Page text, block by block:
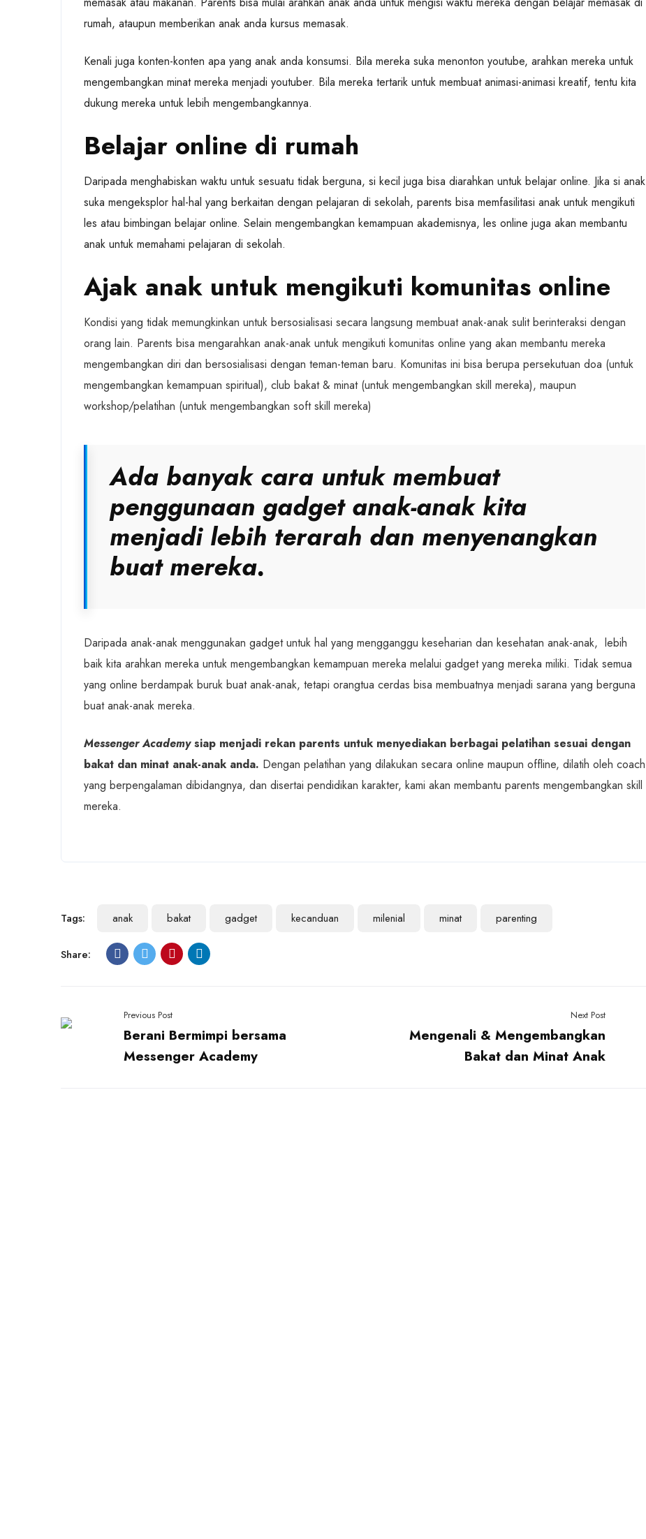
rumah, ataupun memberikan anak anda kursus memasak.
Kenali juga konten-konten apa yang anak anda konsumsi. Bila mereka suka menonton youtube, arahkan mereka untuk
mengembangkan minat mereka menjadi youtuber. Bila mereka tertarik untuk membuat animasi-animasi kreatif, tentu kita
dukung mereka untuk lebih mengembangkannya.
Belajar online di rumah
Daripada menghabiskan waktu untuk sesuatu tidak berguna, si kecil juga bisa diarahkan untuk belajar online. Jika si anak
suka mengeksplor hal-hal yang berkaitan dengan pelajaran di sekolah, parents bisa memfasilitasi anak untuk mengikuti
les atau bimbingan belajar online. Selain mengembangkan kemampuan akademisnya, les online juga akan membantu
anak untuk memahami pelajaran di sekolah.
Ajak anak untuk mengikuti komunitas online
Kondisi yang tidak memungkinkan untuk bersosialisasi secara langsung membuat anak-anak sulit berinteraksi dengan
orang lain. Parents bisa mengarahkan anak-anak untuk mengikuti komunitas online yang akan membantu mereka
mengembangkan diri dan bersosialisasi dengan teman-teman baru. Komunitas ini bisa berupa persekutuan doa (untuk
mengembangkan kemampuan spiritual), club bakat & minat (untuk mengembangkan skill mereka), maupun
workshop/pelatihan (untuk mengembangkan soft skill mereka)
Ada banyak cara untuk membuat
penggunaan gadget anak-anak kita
menjadi lebih terarah dan menyenangkan
buat mereka.
Daripada anak-anak menggunakan gadget untuk hal yang mengganggu keseharian dan kesehatan anak-anak, lebih
baik kita arahkan mereka untuk mengembangkan kemampuan mereka melalui gadget yang mereka miliki. Tidak semua
yang online berdampak buruk buat anak-anak, tetapi orangtua cerdas bisa membuatnya menjadi sarana yang berguna
buat anak-anak mereka.
Messenger Academysiap menjadi rekan parents untuk menyediakan berbagai pelatihan sesuai dengan
bakat dan minat anak-anak anda. Dengan pelatihan yang dilakukan secara online maupun offline, dilatih oleh coach
yang berpengalaman dibidangnya, dan disertai pendidikan karakter, kami akan membantu parents mengembangkan skill
mereka.
Tags: anak bakat gadget kecanduan milenial minat parenting
Share:
Previous Post
Berani Bermimpi bersama
Messenger Academy
Next Post
Mengenali & Mengembangkan
Bakat dan Minat Anak